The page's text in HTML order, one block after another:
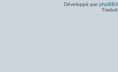
Développé par phpBB